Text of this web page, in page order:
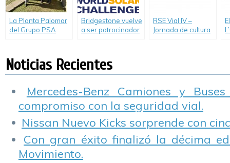
La Planta Palomar
del Grupo PSA
sustentabilidad
Bridgestone vuelve
a ser patrocinador
RSE Vial IV –
Jornada de cultura
Noticias Recientes
Mercedes-Benz Camiones y
compromiso con la seguridad vial.
Nissan Nuevo Kicks sorprende con
Con gran éxito finalizó la décima
Movimiento.